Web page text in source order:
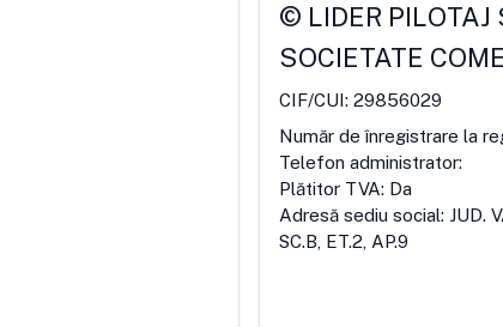
© LIDER
SOCIETATE
CIF/CUI: 29856029
Număr de înregistrare la
Telefon administrator:
Plătitor TVA: Da
Adresă sediu social: JUD.
SC.B, ET.2, AP.9